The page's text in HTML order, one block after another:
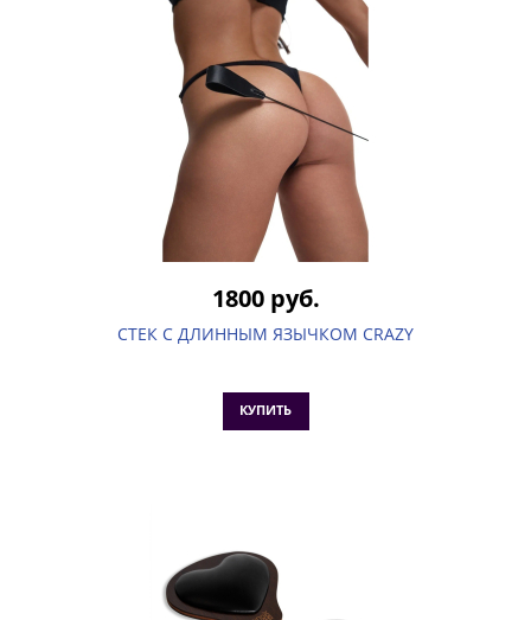
1800 руб.
СТЕК С ДЛИННЫМ ЯЗЫЧКОМ CRAZY
КУПИТЬ